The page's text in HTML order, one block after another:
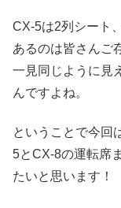
CX-5は2列シート
あるのは皆さんご
一見同じように見
んですよね。
ということで今回
5とCX-8の運転席
たいと思います！